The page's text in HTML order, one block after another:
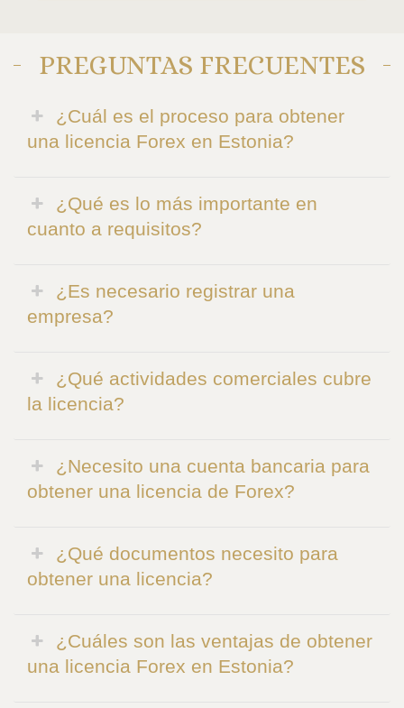
PREGUNTAS FRECUENTES
¿Cuál es el proceso para obtener
una licencia Forex en Estonia?
¿Qué es lo más importante en
cuanto a requisitos?
¿Es necesario registrar una
empresa?
¿Qué actividades comerciales cubre
la licencia?
¿Necesito una cuenta bancaria para
obtener una licencia de Forex?
¿Qué documentos necesito para
obtener una licencia?
¿Cuáles son las ventajas de obtener
una licencia Forex en Estonia?